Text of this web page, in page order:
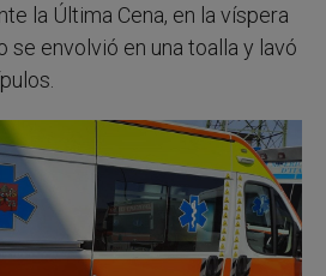
la Última Cena, en la víspera
se envolvió en una toalla y lavó